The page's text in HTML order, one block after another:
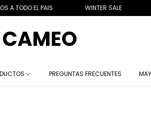
TODO EL PAIS WINTER SALE
PREGUNTAS FRECUENTES